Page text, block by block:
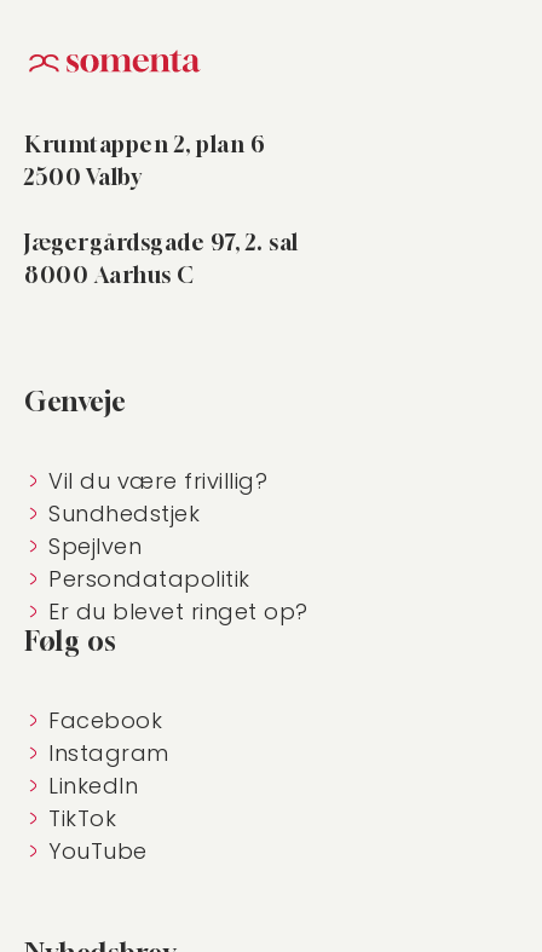
Krumtappen 2, plan 6
2500 Valby
Jægergårdsgade 97, 2. sal
8000 Aarhus C
Genveje
Vil du være frivillig?
Sundhedstjek
Spejlven
Persondatapolitik
Er du blevet ringet op?
Følg os
Facebook
Instagram
LinkedIn
TikTok
YouTube